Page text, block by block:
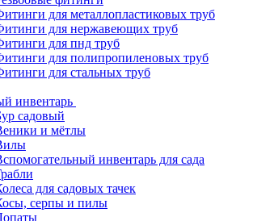
для металлопластиковых труб
для нержавеющих труб
для пнд труб
для полипропиленовых труб
для стальных труб
инвентарь
садовый
и мётлы
инвентарь для сада
для садовых тачек
серпы и пилы